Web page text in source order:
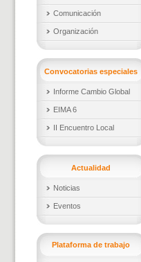
Comunicación
Organización
Convocatorias especiales
Informe Cambio Global
EIMA 6
II Encuentro Local
Actualidad
Noticias
Eventos
Plataforma de trabajo